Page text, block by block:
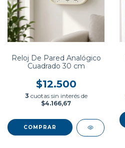
Reloj De Pared Analógico
Cuadrado 30 cm
$12.500
3 cuotas sin interés de
$4.166,67